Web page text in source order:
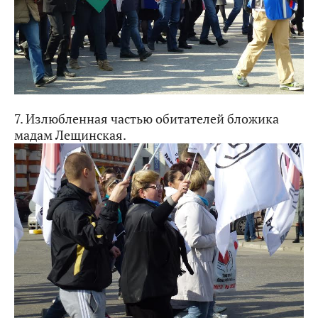
7. Излюбленная частью обитателей бложика
мадам Лещинская.